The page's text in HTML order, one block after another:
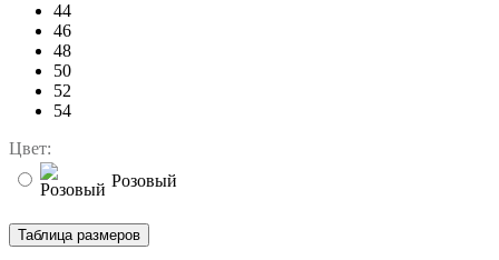
44
46
48
50
52
54
Цвет:
Розовый